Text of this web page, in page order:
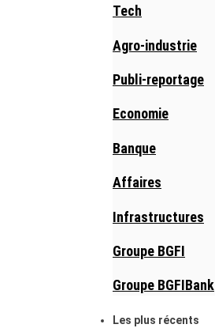
Tech
Agro-industrie
Publi-reportage
Economie
Banque
Affaires
Infrastructures
Groupe BGFI
Groupe BGFIBank
Les plus récents